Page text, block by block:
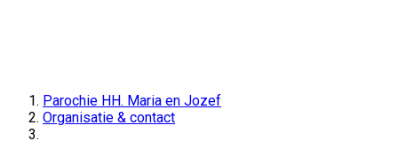
Parochie HH. Maria en Jozef
Organisatie & contact